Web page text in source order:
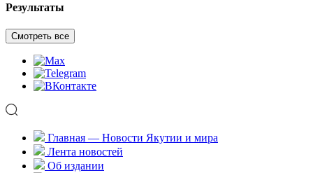
Результаты
Смотреть все
Главная — Новости Якутии и мира
Лента новостей
Об издании